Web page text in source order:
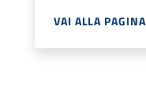
VAI ALLA PAGINA